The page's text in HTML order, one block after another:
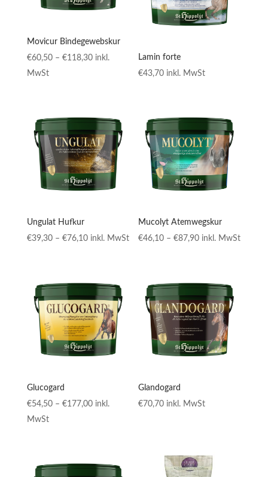
Movicur Bindegewebskur
€60,50 – €118,30Preisspanne:
inkl.
MwSt
Lamin forte
€43,70 inkl. MwSt
Ungulat Hufkur
€39,30 – €76,10Preisspanne:
€76,10
inkl. MwSt
Mucolyt Atemwegskur
€46,10 –€87,90Preisspanne:
€87,90
inkl. MwSt
Glucogard
€54,50 – €177,00Preisspanne:
inkl.
MwSt
Glandogard
€70,70 inkl. MwSt